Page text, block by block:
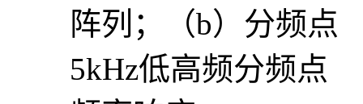
阵列；（b）分频点
5kHz低高频分频点